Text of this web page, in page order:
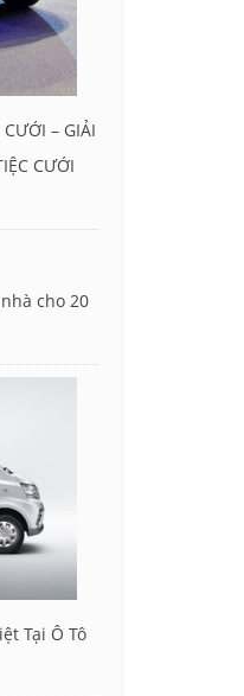
– GIẢI
CƯỚI
cho 20
Tại Ô Tô